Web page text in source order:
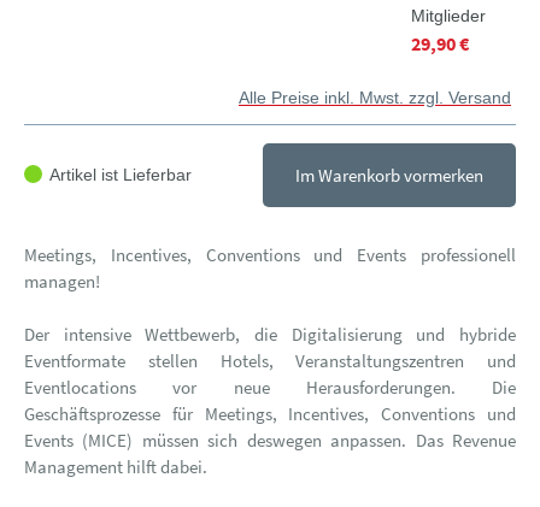
Mitglieder
29,90 €
Alle Preise inkl. Mwst. zzgl. Versand
Artikel ist Lieferbar Im Warenkorb vormerken
Meetings, Incentives, Conventions und Events professionell
managen!
Der intensive Wettbewerb, die Digitalisierung und hybride
Eventformate stellen Hotels, Veranstaltungszentren und
Eventlocations vor neue Herausforderungen. Die
Geschäftsprozesse für Meetings, Incentives, Conventions und
Events (MICE) müssen sich deswegen anpassen. Das Revenue
Management hilft dabei.